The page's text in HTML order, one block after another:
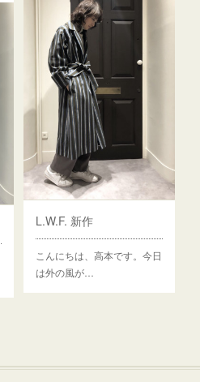
こんばんは。小…
L.W.F. 新作
こんにちは、高本です。今日
は外の風が…